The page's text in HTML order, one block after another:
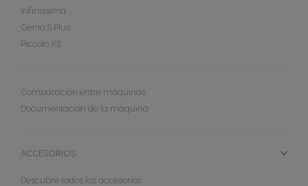
Infinissima
Genio S Plus
Piccolo XS
Comparación entre máquinas
Documentación de la máquina
ACCESORIOS
Descubre todos los accesorios